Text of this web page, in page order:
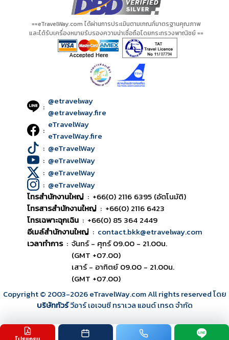
==eTravelWay.com ได้ผ่านการประเมินตามเกณฑ์มาตรฐานคุณภาพ
และได้รับเครื่องหมายรับรองความน่าเชื่อถือโดยกระทรวงพาณิชย์ ==
: @etravelway
@etravelway.fire
: eTravelWay
eTravelWay.fire
: @eTravelWay
: @eTravelWay
: @eTravelWay
: @eTravelWay
โทรสำนักงานใหญ่ : +66(0) 2116 6395 (อัตโนมัติ)
โทรสารสำนักงานใหญ่ : +66(0) 2116 6423
โทรเฉพาะฉุกเฉิน : +66(0) 85 364 2449
อีเมล์สำนักงานใหญ่ : contact.bkk@etravelway.com
เวลาทำการ : จันทร์ - ศุกร์ 09.00 - 21.00น.
(GMT +07.00)
เสาร์ - อาทิตย์ 09.00 - 21.00น.
(GMT +07.00)
Copyright © 2003-2026eTravelWay.com All rights reserved โดย
บริษัททัวร์วีอาร์ เอเจนซี ทราเวล แอนด์ เทรด จำกัด